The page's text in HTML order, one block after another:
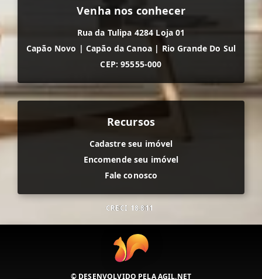
Venha nos conhecer
Rua da Tulipa 4284 Loja 01
Capão Novo | Capão da Canoa | Rio Grande Do Sul
CEP: 95555-000
Recursos
Cadastre seu imóvel
Encomende seu imóvel
Fale conosco
CRECI 18.811
© DESENVOLVIDO PELAAGIL.NET